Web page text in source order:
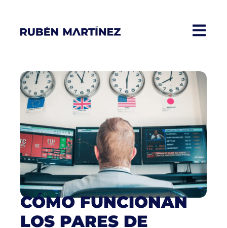
CÓMO FUNCIONAN
LOS PARES DE